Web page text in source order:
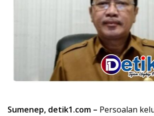
Sumenep, detik1.com – Persoalan